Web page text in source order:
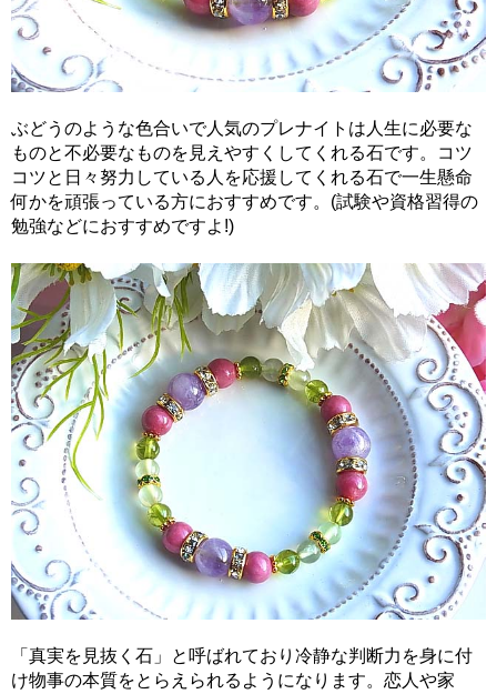
ぶどうのような色合いで人気のプレナイトは人生に必要な
ものと不必要なものを見えやすくしてくれる石です。コツ
コツと日々努力している人を応援してくれる石で一生懸命
何かを頑張っている方におすすめです。(試験や資格習得の
勉強などにおすすめですよ!)
「真実を見抜く石」と呼ばれており冷静な判断力を身に付
け物事の本質をとらえられるようになります。恋人や家